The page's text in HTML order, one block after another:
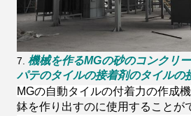
7. 機械を作るMGの砂のコンクリ
パテのタイルの接着剤のタイルの
MGの自動タイルの付着力の作成
鉢を作り出すのに使用することが